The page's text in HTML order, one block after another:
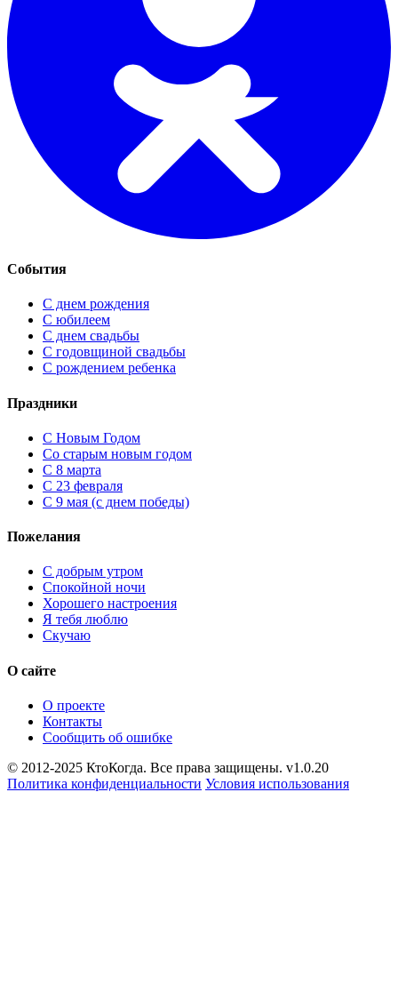
События
С днем рождения
С юбилеем
С днем свадьбы
С годовщиной свадьбы
С рождением ребенка
Праздники
C Новым Годом
Cо старым новым годом
С 8 марта
С 23 февраля
С 9 мая (с днем победы)
Пожелания
С добрым утром
Спокойной ночи
Хорошего настроения
Я тебя люблю
Скучаю
О сайте
О проекте
Контакты
Сообщить об ошибке
© 2012-2025 КтоКогда. Все права защищены. v1.0.20
Политика конфиденциальности Условия использования